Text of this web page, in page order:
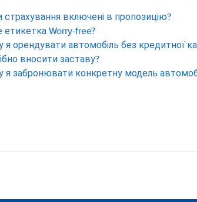
страхування включені в пропозицію?
Worry-free?
орендувати автомобіль без кредитної
вносити заставу?
забронювати конкретну модель